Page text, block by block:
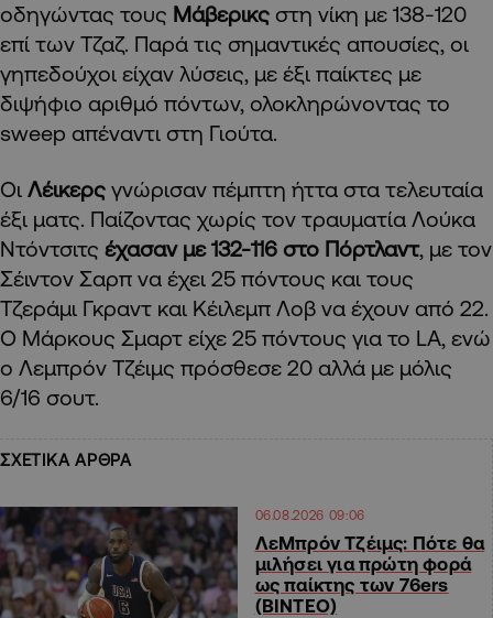
οδηγώντας τους Μάβερικς στη νίκη με 138-120
επί των Τζαζ. Παρά τις σημαντικές απουσίες, οι
γηπεδούχοι είχαν λύσεις, με έξι παίκτες με
διψήφιο αριθμό πόντων, ολοκληρώνοντας το
sweep απέναντι στη Γιούτα.
Οι Λέικερς γνώρισαν πέμπτη ήττα στα τελευταία
έξι ματς. Παίζοντας χωρίς τον τραυματία Λούκα
Ντόντσιτς έχασαν με 132-116 στο Πόρτλαντ, με τον
Σέιντον Σαρπ να έχει 25 πόντους και τους
Τζεράμι Γκραντ και Κέιλεμπ Λοβ να έχουν από 22.
Ο Μάρκους Σμαρτ είχε 25 πόντους για το LA, ενώ
ο Λεμπρόν Τζέιμς πρόσθεσε 20 αλλά με μόλις
6/16 σουτ.
ΣΧΕΤΙΚΑ ΑΡΘΡΑ
06.08.2026 09:06
ΛεΜπρόν Τζέιμς: Πότε θα
μιλήσει για πρώτη φορά
ως παίκτης των 76ers
(ΒΙΝΤΕΟ)